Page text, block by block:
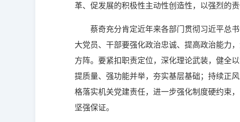
革、促发展的积极性主动性创造性，以强烈的
蔡奇充分肯定近年来各部门贯彻习近平总
大党员、干部要强化政治忠诚、提高政治能力
方阵。要紧扣职责定位，深化理论武装，健全
提质量、强功能并举，夯实基层基础；持续正
格落实机关党建责任，进一步强化制度硬约束
坚强保证。